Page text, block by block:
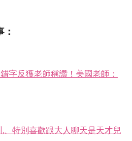
字反獲老師稱讚！美國老師：
、特別喜歡跟大人聊天是天才兒